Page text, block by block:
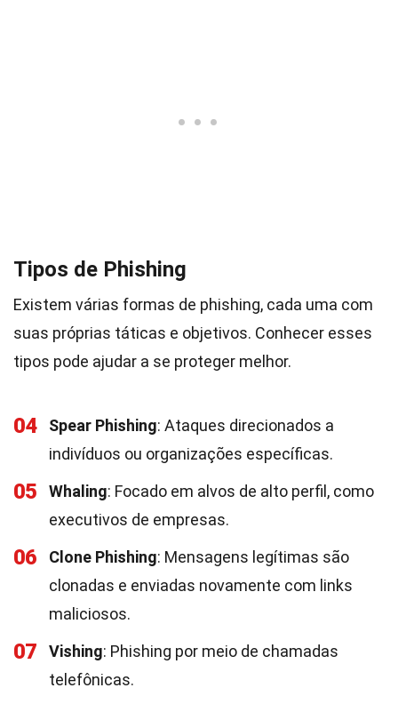
Tipos de Phishing
Existem várias formas de phishing, cada uma com
suas próprias táticas e objetivos. Conhecer esses
tipos pode ajudar a se proteger melhor.
04 Spear Phishing: Ataques direcionados a
indivíduos ou organizações específicas.
05 Whaling: Focado em alvos de alto perfil, como
executivos de empresas.
06 Clone Phishing: Mensagens legítimas são
clonadas e enviadas novamente com links
maliciosos.
07 Vishing: Phishing por meio de chamadas
telefônicas.